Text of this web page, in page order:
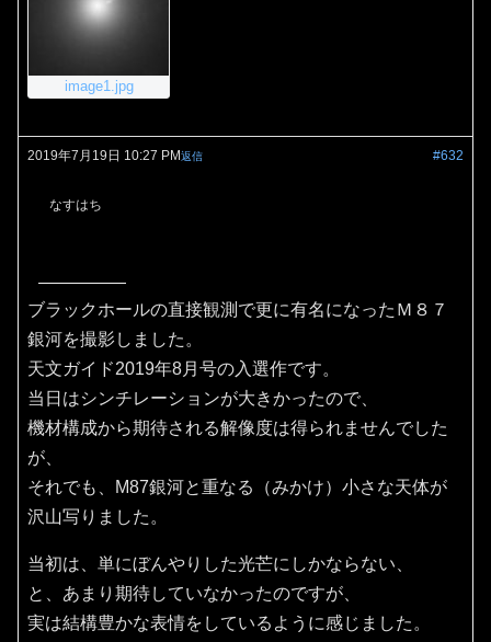
image1.jpg
2019年7月19日 10:27 PM #632
返信
なすはち
ブラックホールの直接観測で更に有名になったＭ８７
銀河を撮影しました。
天文ガイド2019年8月号の入選作です。
当日はシンチレーションが大きかったので、
機材構成から期待される解像度は得られませんでした
が、
それでも、M87銀河と重なる（みかけ）小さな天体が
沢山写りました。
当初は、単にぼんやりした光芒にしかならない、
と、あまり期待していなかったのですが、
実は結構豊かな表情をしているように感じました。